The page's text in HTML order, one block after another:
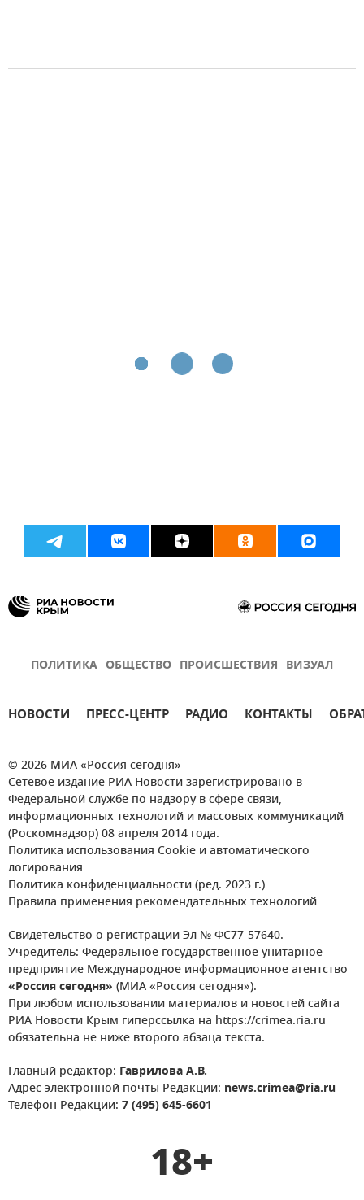
ПОЛИТИКА ОБЩЕСТВО ПРОИСШЕСТВИЯ ВИЗУАЛ
НОВОСТИ ПРЕСС-ЦЕНТР РАДИО КОНТАКТЫ
© 2026 МИА «Россия сегодня»
Сетевое издание РИА Новости зарегистрировано в
Федеральной службе по надзору в сфере связи,
информационных технологий и массовых коммуникаций
(Роскомнадзор) 08 апреля 2014 года.
Политика использования Cookie и автоматического
логирования
Политика конфиденциальности (ред. 2023 г.)
Правила применения рекомендательных технологий
Свидетельство о регистрации Эл № ФС77-57640.
Учредитель: Федеральное государственное унитарное
предприятие Международное информационное агентство
«Россия сегодня» (МИА «Россия сегодня»).
При любом использовании материалов и новостей сайта
РИА Новости Крым гиперссылка на https://crimea.ria.ru
обязательна не ниже второго абзаца текста.
Главный редактор: Гаврилова А.В.
Адрес электронной почты Редакции: news.crimea@ria.ru
Телефон Редакции: 7 (495) 645-6601
18+